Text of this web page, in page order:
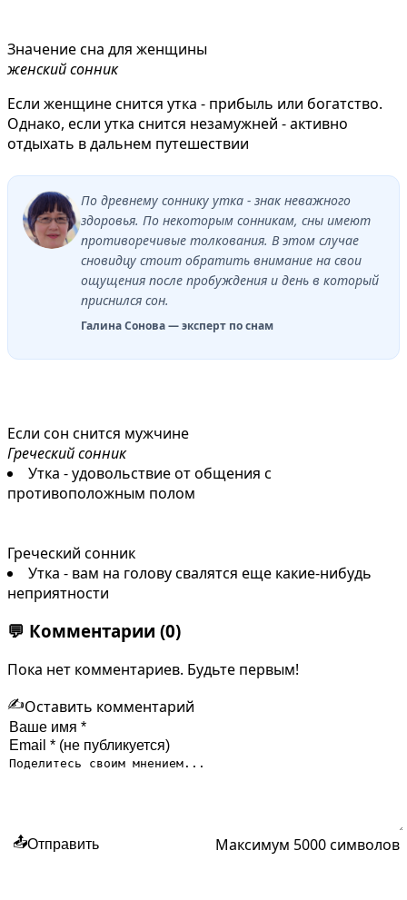
Значение сна для женщины
женский сонник
Если женщине снится утка - прибыль или богатство.
Однако, если утка снится незамужней - активно
отдыхать в дальнем путешествии
По древнему соннику утка - знак неважного
здоровья. По некоторым сонникам, сны имеют
противоречивые толкования. В этом случае
сновидцу стоит обратить внимание на свои
ощущения после пробуждения и день в который
приснился сон.
Галина Сонова — эксперт по снам
Если сон снится мужчине
Греческий сонник
Утка - удовольствие от общения с
противоположным полом
Греческий сонник
Утка - вам на голову свалятся еще какие-нибудь
неприятности
💬 Комментарии (0)
Пока нет комментариев. Будьте первым!
✍️Оставить комментарий
📤Отправить Максимум 5000 символов